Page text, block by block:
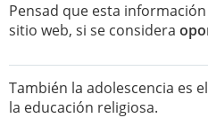
Pensad que esta
sitio web, si se considera
También la adolescencia es
la educación religiosa.